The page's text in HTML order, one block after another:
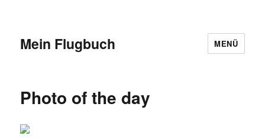
Mein Flugbuch MENÜ
Photo of the day